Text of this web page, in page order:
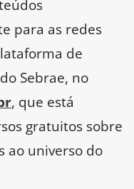
para as redes
de
Sebrae, no
, que está
gratuitos sobre
ao universo do